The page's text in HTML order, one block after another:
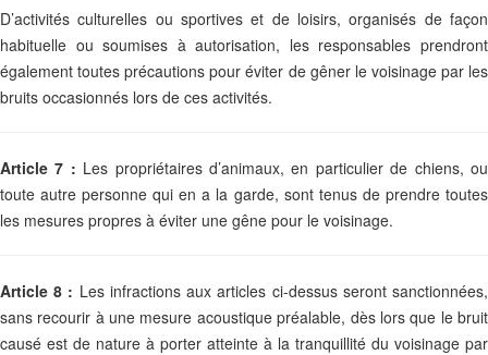
D’activités culturelles ou sportives et de loisirs, organisés de façon
habituelle ou soumises à autorisation, les responsables prendront
également toutes précautions pour éviter de gêner le voisinage par les
bruits occasionnés lors de ces activités.
Article 7 : Les propriétaires d’animaux, en particulier de chiens, ou
toute autre personne qui en a la garde, sont tenus de prendre toutes
les mesures propres à éviter une gêne pour le voisinage.
Article 8 : Les infractions aux articles ci-dessus seront sanctionnées,
sans recourir à une mesure acoustique préalable, dès lors que le bruit
causé est de nature à porter atteinte à la tranquillité du voisinage par